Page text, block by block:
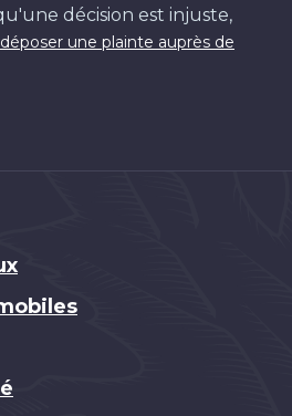
décision est injuste,
déposer une plainte auprès de